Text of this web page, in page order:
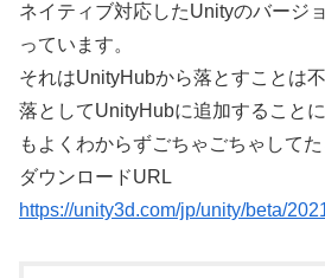
ネイティブ対応したUnityのバージ
っています。
それはUnityHubから落とすことは
落としてUnityHubに追加すること
もよくわからずごちゃごちゃして
ダウンロードURL
https://unity3d.com/jp/unity/beta/